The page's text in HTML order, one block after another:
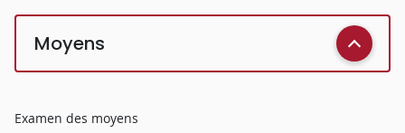
Moyens
Examen des moyens